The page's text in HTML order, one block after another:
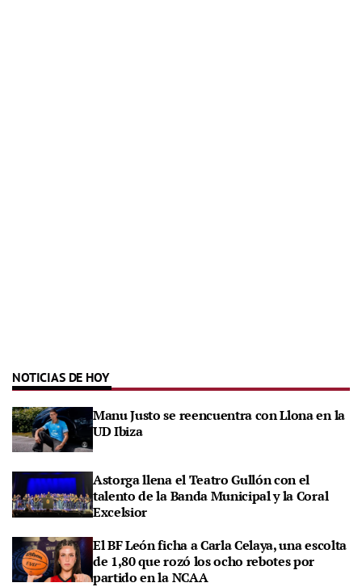
NOTICIAS DE HOY
Manu Justo se reencuentra con Llona en la
UD Ibiza
Astorga llena el Teatro Gullón con el
talento de la Banda Municipal y la Coral
Excelsior
El BF León ficha a Carla Celaya, una escolta
de 1,80 que rozó los ocho rebotes por
partido en la NCAA